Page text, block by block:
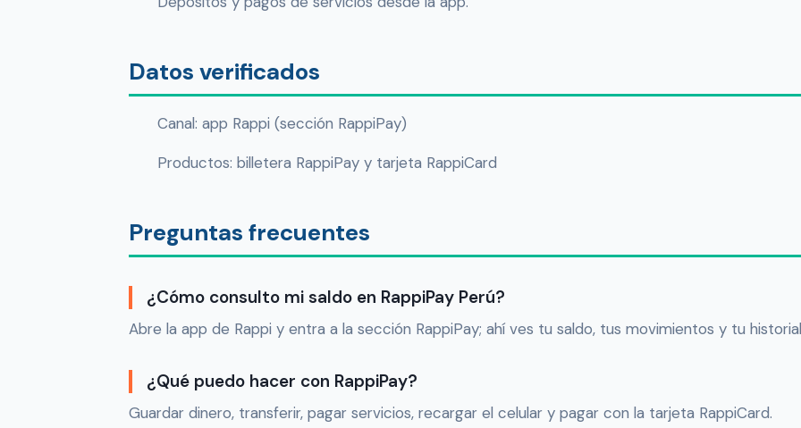
Datos verificados
Canal: app Rappi (sección RappiPay)
Productos: billetera RappiPay y tarjeta RappiCard
Preguntas frecuentes
¿Cómo consulto mi saldo en RappiPay Perú?
Abre la app de Rappi y entra a la sección RappiPay; ahí ves tu saldo, tus movimientos y tu
¿Qué puedo hacer con RappiPay?
Guardar dinero, transferir, pagar servicios, recargar el celular y pagar con la tarjeta RappiCard.